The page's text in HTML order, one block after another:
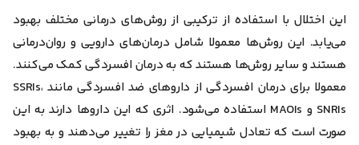
این اختلال با استفاده از ترکیبی از روش‌های درمانی مختلف بهبود
می‌یابد. این روش‌ها معمولا شامل درمان‌های دارویی و روان‌درمانی
هستند و سایر روش‌ها هستند که به درمان افسردگی کمک می‌کنند.
معمولا برای درمان افسردگی
از داروهای ضد افسردگی مانند SSRIs،
SNRIs و MAOIs استفاده می‌شود. اثری که این داروها دارند به این
صورت است که تعادل شیمیایی در مغز را تغییر می‌دهند و به بهبود